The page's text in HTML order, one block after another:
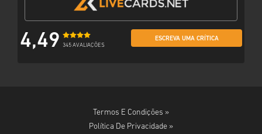
4,49 345 AVALIAÇÕES
ESCREVA UMA CRÍTICA
Termos E Condições »
Política De Privacidade »